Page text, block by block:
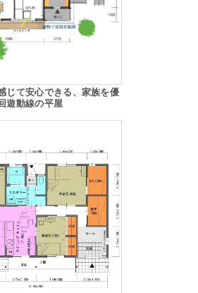
じて安心できる、家族を優
遊動線の平屋